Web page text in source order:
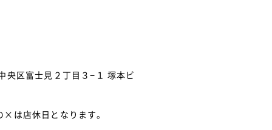
央区富士見２丁目３−１ 塚本ビ
は店休日となります。